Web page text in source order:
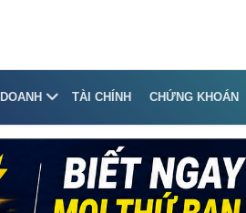
TÀI CHÍNH CHỨNG KHOÁN